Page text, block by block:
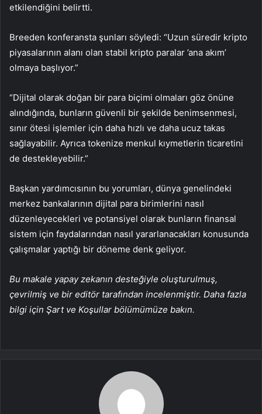
etkilendiğini belirtti.
Breeden konferansta şunları söyledi: “Uzun süredir kripto
piyasalarının alanı olan stabil kripto paralar ’ana akım’
olmaya başlıyor.”
“Dijital olarak doğan bir para biçimi olmaları göz önüne
alındığında, bunların güvenli bir şekilde benimsenmesi,
sınır ötesi işlemler için daha hızlı ve daha ucuz takas
sağlayabilir. Ayrıca tokenize menkul kıymetlerin ticaretini
de destekleyebilir.”
Başkan yardımcısının bu yorumları, dünya genelindeki
merkez bankalarının dijital para birimlerini nasıl
düzenleyecekleri ve potansiyel olarak bunların finansal
sistem için faydalarından nasıl yararlanacakları konusunda
çalışmalar yaptığı bir döneme denk geliyor.
Bu makale yapay zekanın desteğiyle oluşturulmuş,
çevrilmiş ve bir editör tarafından incelenmiştir. Daha fazla
bilgi için Şart ve Koşullar bölümümüze bakın.